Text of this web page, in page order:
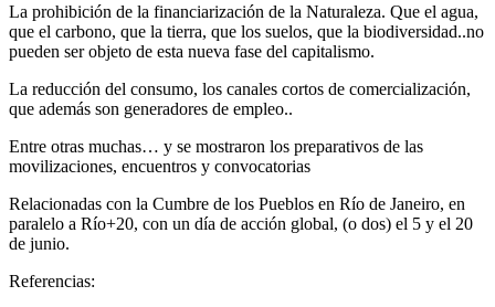
La prohibición de la financiarización de la Naturaleza. Que el agua,
que el carbono, que la tierra, que los suelos, que la biodiversidad..no
pueden ser objeto de esta nueva fase del capitalismo.
La reducción del consumo, los canales cortos de comercialización,
que además son generadores de empleo..
Entre otras muchas… y se mostraron los preparativos de las
movilizaciones, encuentros y convocatorias
Relacionadas con la Cumbre de los Pueblos en Río de Janeiro, en
paralelo a Río+20, con un día de acción global, (o dos) el 5 y el 20
de junio.
Referencias: